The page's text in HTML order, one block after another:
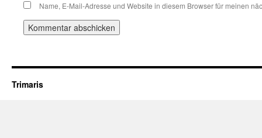
Name, E-Mail-Adresse und Website in diesem Browser für meinen
Trimaris